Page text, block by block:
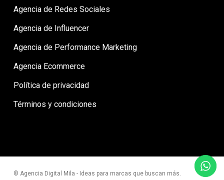
Agencia de Redes Sociales
Agencia de Influencer
Agencia de Performance Marketing
Agencia Ecommerce
Política de privacidad
Términos y condiciones
© Agencia Digital Mila - Ideas para marcas que buscan más.